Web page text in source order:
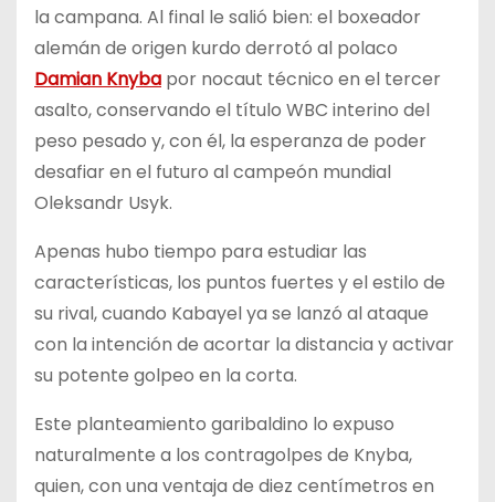
la campana. Al final le salió bien: el boxeador
alemán de origen kurdo derrotó al polaco
Damian Knyba por nocaut técnico en el tercer
asalto, conservando el título WBC interino del
peso pesado y, con él, la esperanza de poder
desafiar en el futuro al campeón mundial
Oleksandr Usyk.
Apenas hubo tiempo para estudiar las
características, los puntos fuertes y el estilo de
su rival, cuando Kabayel ya se lanzó al ataque
con la intención de acortar la distancia y activar
su potente golpeo en la corta.
Este planteamiento garibaldino lo expuso
naturalmente a los contragolpes de Knyba,
quien, con una ventaja de diez centímetros en